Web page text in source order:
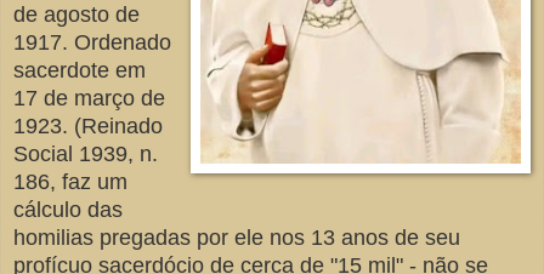
de agosto de
1917. Ordenado
sacerdote em
17 de março de
1923. (Reinado
Social 1939, n.
186, faz um
cálculo das
homilias pregadas por ele nos 13 anos de seu
profícuo sacerdócio de cerca de "15 mil" - não se